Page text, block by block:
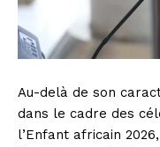
Au-delà de son
dans le cadre des
l’Enfant africain